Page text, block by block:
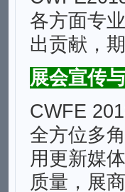
各方面专
出贡献，
展会宣传
CWFE
全方位多
用更新媒
质量，展